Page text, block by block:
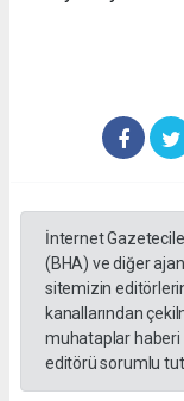
İnternet
(BHA) ve diğer
sitemizin
kanallarından
muhataplar haberi
editörü sorumlu